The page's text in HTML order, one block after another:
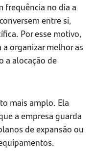
frequência no dia a
entre si,
Por esse motivo,
organizar melhor as
a alocação de
mais amplo. Ela
a empresa guarda
de expansão ou